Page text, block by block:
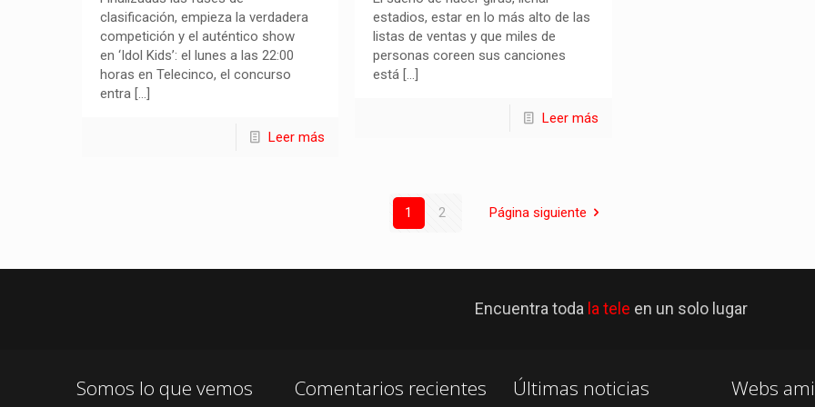
clasificación, empieza la verdadera
competición y el auténtico show
en ‘Idol Kids’: el lunes a las 22:00
horas en Telecinco, el concurso
entra […]
Leer más
estadios, estar en lo más alto de las
listas de ventas y que miles de
personas coreen sus canciones
está […]
Leer más
1 2 Página siguiente
Encuentra toda la tele en un solo lugar
Somos lo que vemos Comentarios recientes Últimas noticias Webs